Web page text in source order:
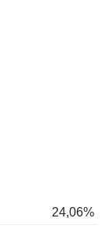
24,06%